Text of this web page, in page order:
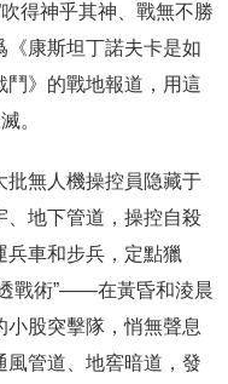
得神乎其神、戰無不勝
《康斯坦丁諾夫卡是如
》的戰地報道，用這
。
批無人機操控員隐藏于
、地下管道，操控自殺
兵車和步兵，定點獵
戰術”——在黃昏和淩晨
股突擊隊，悄無聲息
管道、地窖暗道，發